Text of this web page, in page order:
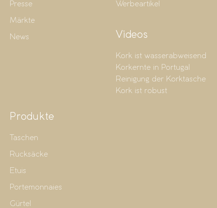
Presse
Märkte
News
Werbeartikel
Videos
Kork ist wasserabweisend
Korkernte in Portugal
Reinigung der Korktasche
Kork ist robust
Produkte
Taschen
Rucksäcke
Etuis
Portemonnaies
Gürtel